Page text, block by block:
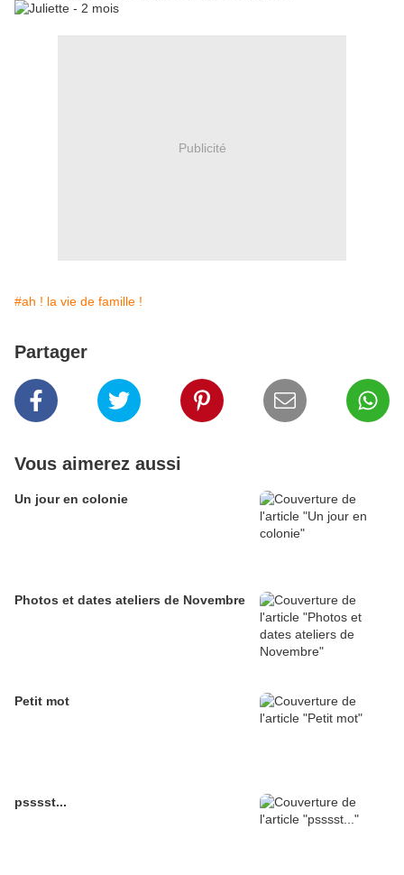
Publicité
#ah ! la vie de famille !
Partager
Vous aimerez aussi
Un jour en colonie
Photos et dates ateliers de Novembre
Petit mot
psssst...